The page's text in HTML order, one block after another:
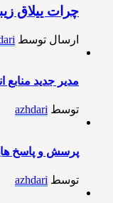
چرات ییلاق
ارسال توسط
مدیر جدید
توسط azhdari
پرسش و پاسخ
توسط azhdari